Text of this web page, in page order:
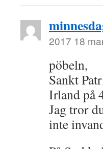
2017 18
pöbeln,
Sankt
Irland på
Jag tror
inte